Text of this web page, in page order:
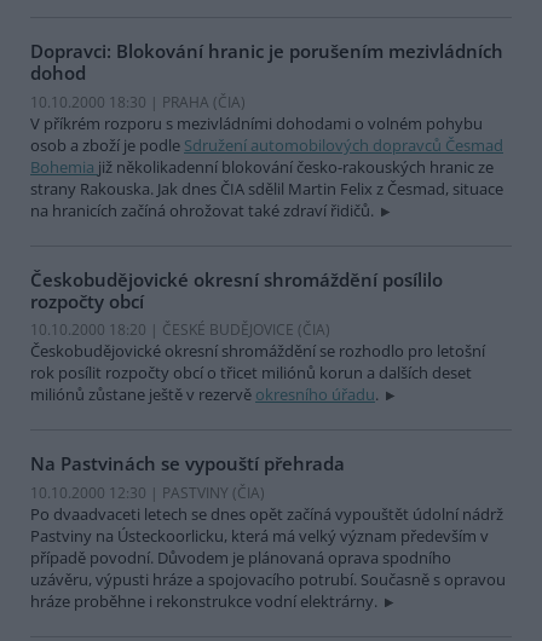
Dopravci: Blokování hranic je porušením mezivládních
dohod
10.10.2000 18:30 | PRAHA (ČIA)
V příkrém rozporu s mezivládními dohodami o volném pohybu
osob a zboží je podle Sdružení automobilových dopravců Česmad
Bohemia již několikadenní blokování česko-rakouských hranic ze
strany Rakouska. Jak dnes ČIA sdělil Martin Felix z Česmad, situace
na hranicích začíná ohrožovat také zdraví řidičů.
Českobudějovické okresní shromáždění posílilo
rozpočty obcí
10.10.2000 18:20 | ČESKÉ BUDĚJOVICE (ČIA)
Českobudějovické okresní shromáždění se rozhodlo pro letošní
rok posílit rozpočty obcí o třicet miliónů korun a dalších deset
miliónů zůstane ještě v rezervě okresního úřadu.
Na Pastvinách se vypouští přehrada
10.10.2000 12:30 | PASTVINY (ČIA)
Po dvaadvaceti letech se dnes opět začíná vypouštět údolní nádrž
Pastviny na Ústeckoorlicku, která má velký význam především v
případě povodní. Důvodem je plánovaná oprava spodního
uzávěru, výpusti hráze a spojovacího potrubí. Současně s opravou
hráze proběhne i rekonstrukce vodní elektrárny.